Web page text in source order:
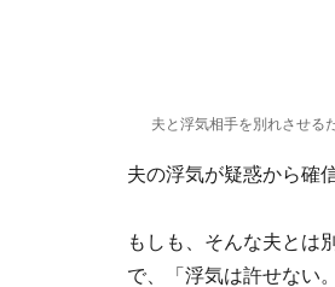
夫と浮気相手を別れさせる
夫の浮気が疑惑から確
もしも、そんな夫とは
で、「浮気は許せない